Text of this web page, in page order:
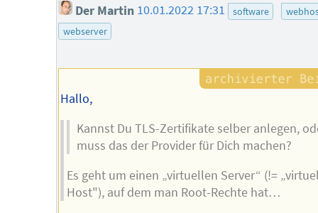
Der Martin 10.01.2022 17:31 software
webserver
Hallo,
Kannst Du TLS-Zertifikate selber anlegen,
muss das der Provider für Dich machen?
Es geht um einen „virtuellen Server“ (!=
Host"), auf dem man Root-Rechte hat…